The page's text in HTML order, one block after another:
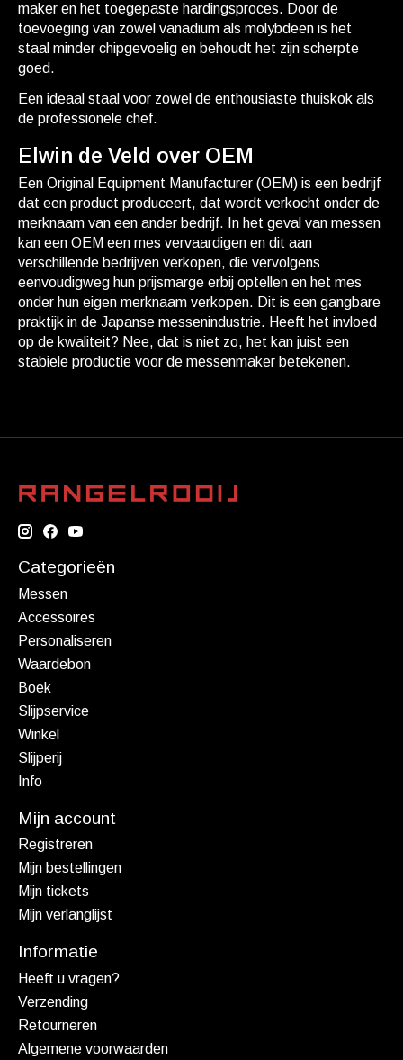
maker en het toegepaste hardingsproces. Door de
toevoeging van zowel vanadium als molybdeen is het
staal minder chipgevoelig en behoudt het zijn scherpte
goed.
Een ideaal staal voor zowel de enthousiaste thuiskok als
de professionele chef.
Elwin de Veld over OEM
Een Original Equipment Manufacturer (OEM) is een bedrijf
dat een product produceert, dat wordt verkocht onder de
merknaam van een ander bedrijf. In het geval van messen
kan een OEM een mes vervaardigen en dit aan
verschillende bedrijven verkopen, die vervolgens
eenvoudigweg hun prijsmarge erbij optellen en het mes
onder hun eigen merknaam verkopen. Dit is een gangbare
praktijk in de Japanse messenindustrie. Heeft het invloed
op de kwaliteit? Nee, dat is niet zo, het kan juist een
stabiele productie voor de messenmaker betekenen.
Categorieën
Messen
Accessoires
Personaliseren
Waardebon
Boek
Slijpservice
Winkel
Slijperij
Info
Mijn account
Registreren
Mijn bestellingen
Mijn tickets
Mijn verlanglijst
Informatie
Heeft u vragen?
Verzending
Retourneren
Algemene voorwaarden